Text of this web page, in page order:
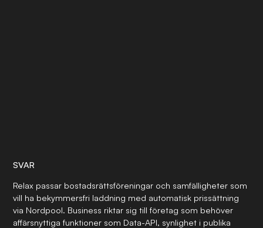
SVAR
Relax passar bostadsrättsföreningar och samfälligheter som
vill ha bekymmersfri laddning med automatisk prissättning
via Nordpool. Business riktar sig till företag som behöver
affärsnyttiga funktioner som Data-API, synlighet i publika